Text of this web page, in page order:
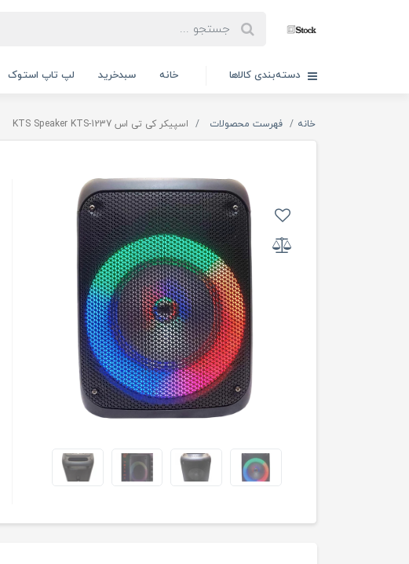
دسته‌بندی کالاها خانه سبدخرید لپ تاپ استوک
خانه فهرست محصولات اسپیکر کی تی اس KTS Speaker KTS-1237